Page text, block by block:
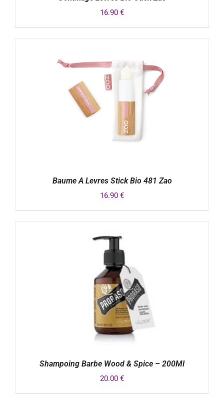
16.90 €
Baume A Levres Stick Bio 481 Zao
16.90 €
Shampoing Barbe Wood & Spice – 200Ml
20.00 €